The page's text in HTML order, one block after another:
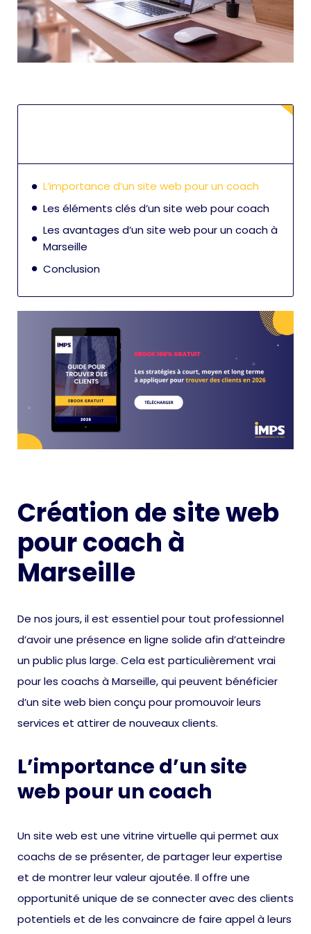
L’importance d’un site web pour un coach
Les éléments clés d’un site web pour coach
Les avantages d’un site web pour un coach à
Marseille
Conclusion
Création de site web
pour coach à
Marseille
De nos jours, il est essentiel pour tout professionnel
d’avoir une présence en ligne solide afin d’atteindre
un public plus large. Cela est particulièrement vrai
pour les coachs à Marseille, qui peuvent bénéficier
d’un site web bien conçu pour promouvoir leurs
services et attirer de nouveaux clients.
L’importance d’un site
web pour un coach
Un site web est une vitrine virtuelle qui permet aux
coachs de se présenter, de partager leur expertise
et de montrer leur valeur ajoutée. Il offre une
opportunité unique de se connecter avec des clients
potentiels et de les convaincre de faire appel à leurs